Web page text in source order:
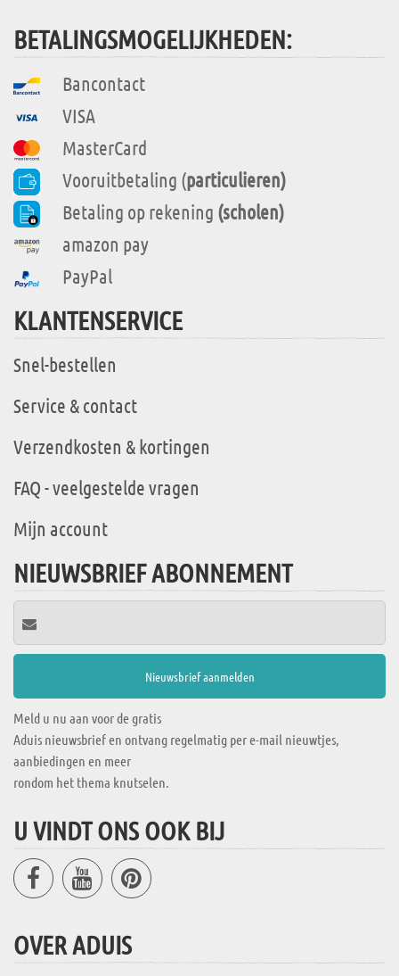
BETALINGSMOGELIJKHEDEN:
Bancontact
VISA
MasterCard
Vooruitbetaling (particulieren)
Betaling op rekening (scholen)
amazon pay
PayPal
KLANTENSERVICE
Snel-bestellen
Service & contact
Verzendkosten & kortingen
FAQ - veelgestelde vragen
Mijn account
NIEUWSBRIEF ABONNEMENT
Meld u nu aan voor de gratis
Aduis nieuwsbrief en ontvang regelmatig per e-mail nieuwtjes,
aanbiedingen en meer
rondom het thema knutselen.
U VINDT ONS OOK BIJ
OVER ADUIS